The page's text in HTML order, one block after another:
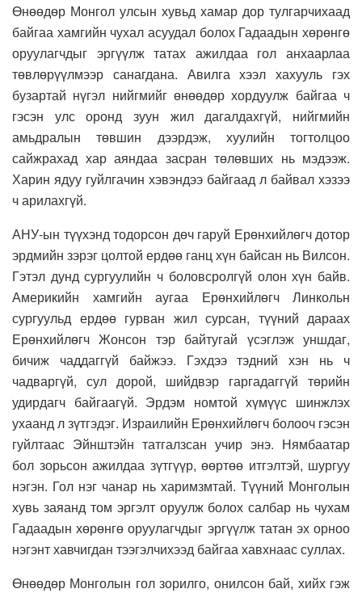
Өнөөдөр Монгол улсын хувьд хамар дор тулгарчихаад
байгаа хамгийн чухал асуудал болох Гадаадын хөрөнгө
оруулагчдыг эргүүлж татах ажилдаа гол анхаарлаа
төвлөрүүлмээр санагдана. Авилга хээл хахууль гэх
бузартай нүгэл нийгмийг өнөөдөр хордуулж байгаа ч
гэсэн улс оронд зуун жил дагалдахгүй, нийгмийн
амьдралын төвшин дээрдэж, хуулийн тогтолцоо
сайжрахад хар аяндаа засран төлөвших нь мэдээж.
Харин ядуу гуйлгачин хэвэндээ байгаад л байвал хэзээ
ч арилахгүй.
АНУ-ын түүхэнд тодорсон дөч гаруй Ерөнхийлөгч дотор
эрдмийн зэрэг цолтой ердөө ганц хүн байсан нь Вилсон.
Гэтэл дунд сургуулийн ч боловсролгүй олон хүн байв.
Америкийн хамгийн аугаа Ерөнхийлөгч Линкольн
сургуульд ердөө гурван жил сурсан, түүний дараах
Ерөнхийлөгч Жонсон тэр байтугай үсэглэж уншдаг,
бичиж чаддаггүй байжээ. Гэхдээ тэдний хэн нь ч
чадваргүй, сул дорой, шийдвэр гаргадаггүй төрийн
удирдагч байгаагүй. Эрдэм номтой хүмүүс шинжлэх
ухаанд л зүтгэдэг. Израилийн Ерөнхийлөгч болооч гэсэн
гуйлтаас Эйнштэйн татгалзсан учир энэ. Нямбаатар
бол зорьсон ажилдаа зүтгүүр, өөртөө итгэлтэй, шургуу
нэгэн. Гол нэг чанар нь харимзмтай. Түүний Монголын
хувь заяанд том эргэлт оруулж болох салбар нь чухам
Гадаадын хөрөнгө оруулагчдыг эргүүлж татан эх орноо
нэгэнт хавчигдан тээгэлчихээд байгаа хавхнаас суллах.
Өнөөдөр Монголын гол зорилго, онилсон бай, хийх гэж